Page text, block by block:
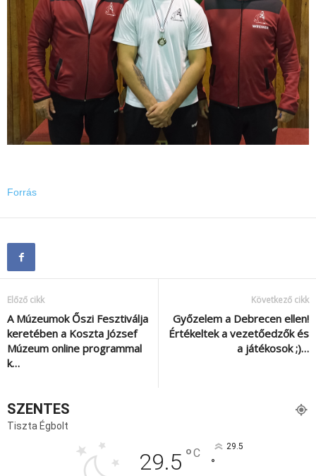
Forrás
Előző cikk
A Múzeumok Őszi Fesztiválja
keretében a Koszta József
Múzeum online programmal
k…
Következő cikk
Győzelem a Debrecen ellen!
Értékeltek a vezetőedzők és
a játékosok ;)…
SZENTES
Tiszta Égbolt
29.5 °C 29.5
°